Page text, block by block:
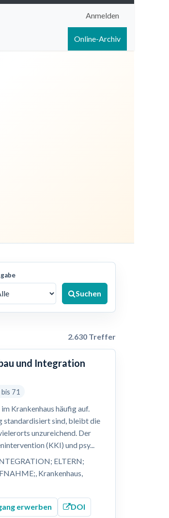
Anmelden
Online-Archiv
Suchen
2.630 Treffer
und Integration
71
Krankenhaus häufig auf.
standardisiert sind, bleibt die
unzureichend. Der
(KKI) und psy...
ELTERN;
Krankenhaus,
erwerben DOI